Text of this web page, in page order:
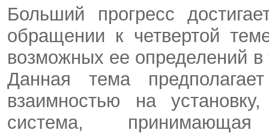
Больший прогресс
обращении к четвертой
возможных ее определений
Данная тема
взаимностью на
система, принимающая